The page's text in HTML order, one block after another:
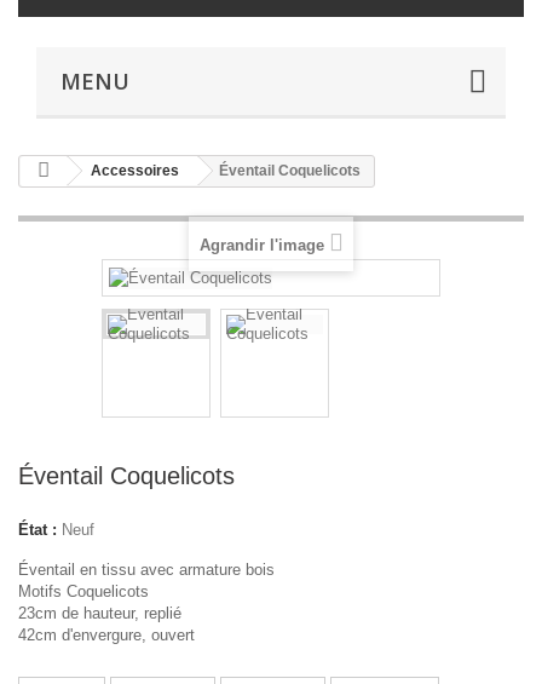
MENU
Accessoires Éventail Coquelicots
Agrandir l'image
Éventail Coquelicots
État : Neuf
Éventail en tissu avec armature bois
Motifs Coquelicots
23cm de hauteur, replié
42cm d'envergure, ouvert